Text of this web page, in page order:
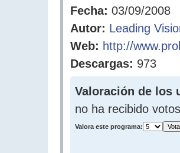
Fecha: 03/09/2008
Autor: Leading
Web: http://
Descargas: 973
Valoración de los
no ha recibido votos
Valora este programa: